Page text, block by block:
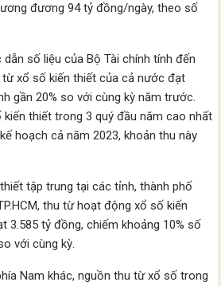
đương 94 tỷ đồng/ngày, theo số
số liệu của Bộ Tài chính tính đến
xổ số kiến thiết của cả nước đạt
gần 20% so với cùng kỳ năm trước.
thiết trong 3 quý đầu năm cao nhất
hoạch cả năm 2023, khoản thu này
tập trung tại các tỉnh, thành phố
thu từ hoạt động xổ số kiến
3.585 tỷ đồng, chiếm khoảng 10% số
với cùng kỳ.
Nam khác, nguồn thu từ xổ số trong